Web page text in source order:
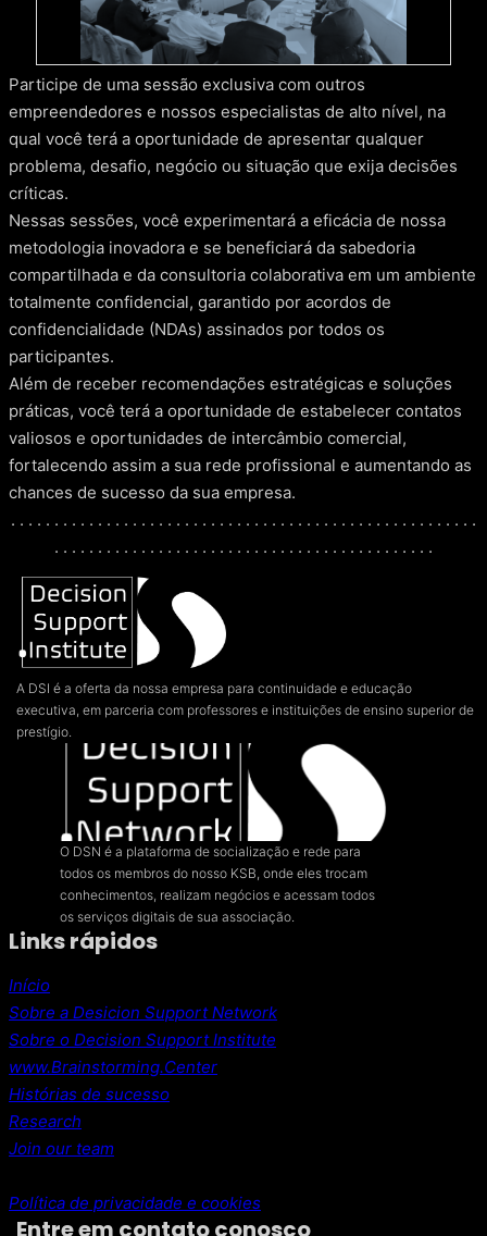
Participe de uma sessão exclusiva com outros
empreendedores e nossos especialistas de alto nível, na
qual você terá a oportunidade de apresentar qualquer
problema, desafio, negócio ou situação que exija decisões
críticas.
Nessas sessões, você experimentará a eficácia de nossa
metodologia inovadora e se beneficiará da sabedoria
compartilhada e da consultoria colaborativa em um ambiente
totalmente confidencial, garantido por acordos de
confidencialidade (NDAs) assinados por todos os
participantes.
Além de receber recomendações estratégicas e soluções
práticas, você terá a oportunidade de estabelecer contatos
valiosos e oportunidades de intercâmbio comercial,
fortalecendo assim a sua rede profissional e aumentando as
chances de sucesso da sua empresa.
. . . . . . . . . . . . . . . . . . . . . . . . . . . . . . . . . . . . . . . . . . . . . . . . . . . . . .
. . . . . . . . . . . . . . . . . . . . . . . . . . . . . . . . . . . . . . . . . . . .
A DSI é a oferta da nossa empresa para continuidade e educação
executiva, em parceria com professores e instituições de ensino superior de
prestígio.
O DSN é a plataforma de socialização e rede para
todos os membros do nosso KSB, onde eles trocam
conhecimentos, realizam negócios e acessam todos
os serviços digitais de sua associação.
Links rápidos
Início
Sobre a Desicion Support Network
Sobre o Decision Support Institute
www.Brainstorming.Center
Histórias de sucesso
Research
Join our team
Política de privacidade e cookies
Entre em contato conosco